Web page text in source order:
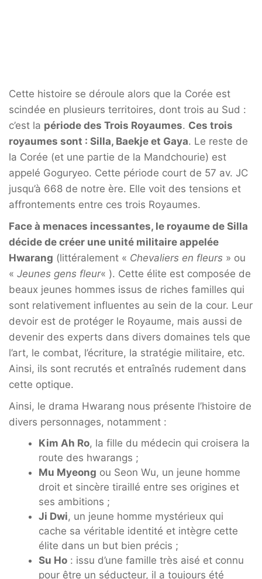
Cette histoire se déroule alors que la Corée est
scindée en plusieurs territoires, dont trois au Sud :
c’est la période des Trois Royaumes. Ces trois
royaumes sont : Silla, Baekje et Gaya. Le reste de
la Corée (et une partie de la Mandchourie) est
appelé Goguryeo. Cette période court de 57 av. JC
jusqu’à 668 de notre ère. Elle voit des tensions et
affrontements entre ces trois Royaumes.
Face à menaces incessantes, le royaume de Silla
décide de créer une unité militaire appelée
Hwarang (littéralement « Chevaliers en fleurs » ou
« Jeunes gens fleur« ). Cette élite est composée de
beaux jeunes hommes issus de riches familles qui
sont relativement influentes au sein de la cour. Leur
devoir est de protéger le Royaume, mais aussi de
devenir des experts dans divers domaines tels que
l’art, le combat, l’écriture, la stratégie militaire, etc.
Ainsi, ils sont recrutés et entraînés rudement dans
cette optique.
Ainsi, le drama Hwarang nous présente l’histoire de
divers personnages, notamment :
Kim Ah Ro, la fille du médecin qui croisera la
route des hwarangs ;
Mu Myeong ou Seon Wu, un jeune homme
droit et sincère tiraillé entre ses origines et
ses ambitions ;
Ji Dwi, un jeune homme mystérieux qui
cache sa véritable identité et intègre cette
élite dans un but bien précis ;
Su Ho : issu d’une famille très aisé et connu
pour être un séducteur, il a toujours été